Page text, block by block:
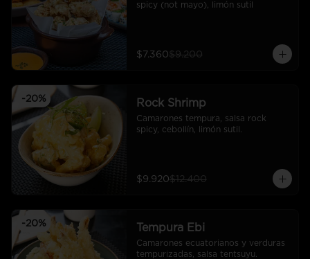
spicy (not mayo), limón sutil
$7.360$9.200
-20% Rock Shrimp
Camarones tempura, salsa rock
spicy, cebollín, limón sutil.
$9.920$12.400
-20% Tempura Ebi
Camarones ecuatorianos y verduras
tempurizadas, salsa tentsuyu.